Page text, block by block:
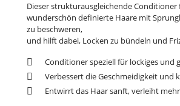
Dieser strukturausgleichende
wunderschön definierte Haare mit
zu beschweren,
und hilft dabei, Locken zu bündeln und
Conditioner speziell für lockiges und
Verbessert die Geschmeidigkeit und
Entwirrt das Haar sanft, verleiht